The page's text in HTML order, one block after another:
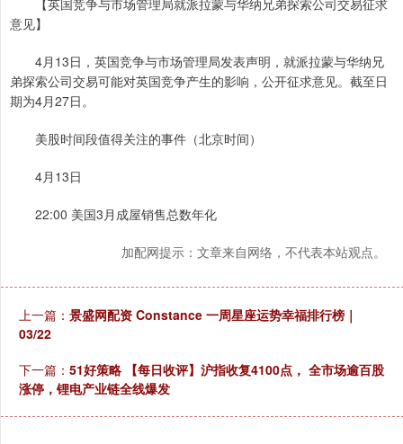
【英国竞争与市场管理局就派拉蒙与华纳兄弟探索公司交易征求
意见】
4月13日，英国竞争与市场管理局发表声明，就派拉蒙与华纳兄
弟探索公司交易可能对英国竞争产生的影响，公开征求意见。截至日
期为4月27日。
美股时间段值得关注的事件（北京时间）
4月13日
22:00 美国3月成屋销售总数年化
加配网提示：文章来自网络，不代表本站观点。
上一篇： 景盛网配资 Constance 一周星座运势幸福排行榜｜
03/22
下一篇： 51好策略 【每日收评】沪指收复4100点， 全市场逾百股
涨停，锂电产业链全线爆发